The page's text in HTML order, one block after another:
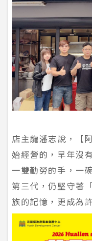
店主龍潘志說，【
始經營的，早年沒
一雙勤勞的手，一
第三代，仍堅守著
族的記憶，更成為